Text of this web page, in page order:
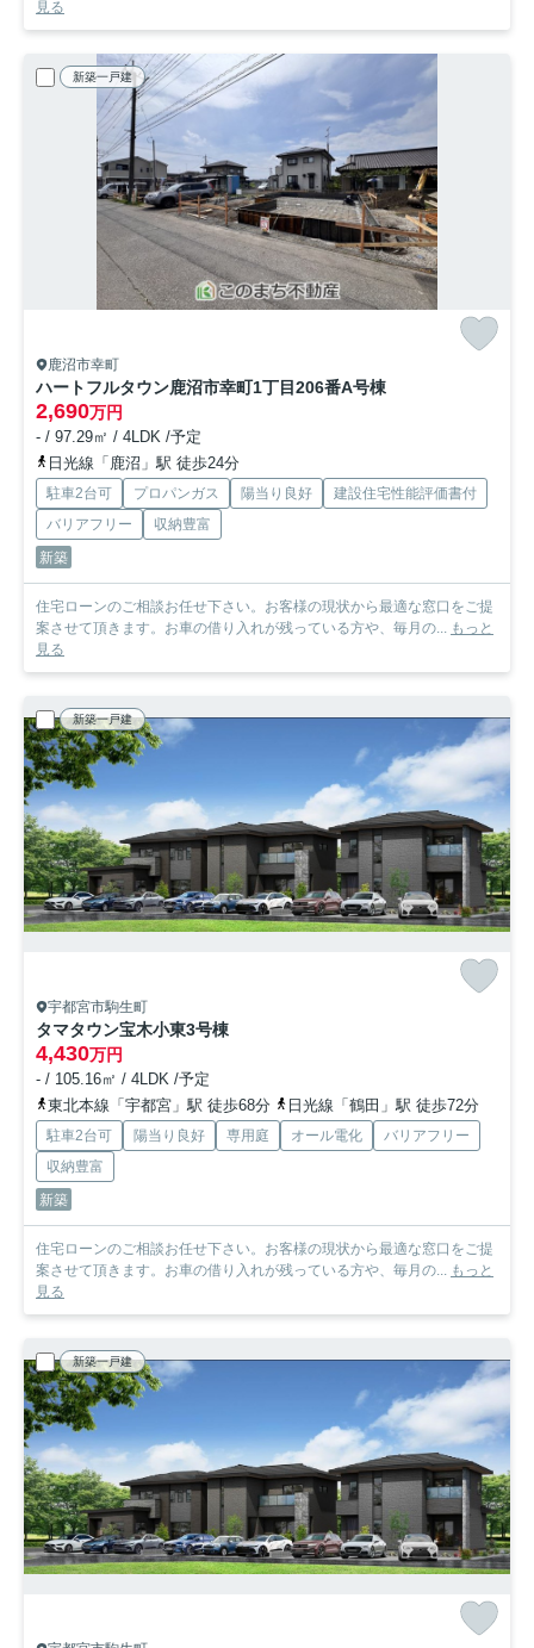
見る
新築一戸建
鹿沼市幸町
ハートフルタウン鹿沼市幸町1丁目206番A号棟
2,690万円
- / 97.29㎡ / 4LDK /予定
日光線「鹿沼」駅 徒歩24分
駐車2台可 プロパンガス 陽当り良好
建設住宅性能評価書付
バリアフリー
収納豊富
新築
住宅ローンのご相談お任せ下さい。お客様の現状から最適な窓口をご提
案させて頂きます。お車の借り入れが残っている方や、毎月の... もっと
見る
新築一戸建
宇都宮市駒生町
タマタウン宝木小東3号棟
4,430万円
- / 105.16㎡ / 4LDK /予定
東北本線「宇都宮」駅 徒歩68分
日光線「鶴田」駅 徒歩72分
駐車2台可 陽当り良好 専用庭 オール電化
バリアフリー
収納豊富
新築
住宅ローンのご相談お任せ下さい。お客様の現状から最適な窓口をご提
案させて頂きます。お車の借り入れが残っている方や、毎月の... もっと
見る
新築一戸建